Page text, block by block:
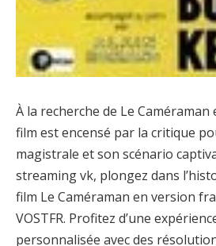
À la recherche de Le Caméraman
film est encensé par la critique
magistrale et son scénario
streaming vk, plongez dans
film Le Caméraman en version
VOSTFR. Profitez d’une
personnalisée avec des